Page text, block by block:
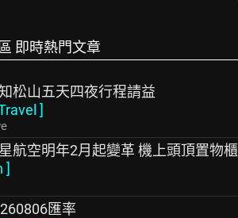
即時熱門文章
松山五天四夜行程請益
]
航空明年2月起變革 機上頭頂置物櫃
]
匯率